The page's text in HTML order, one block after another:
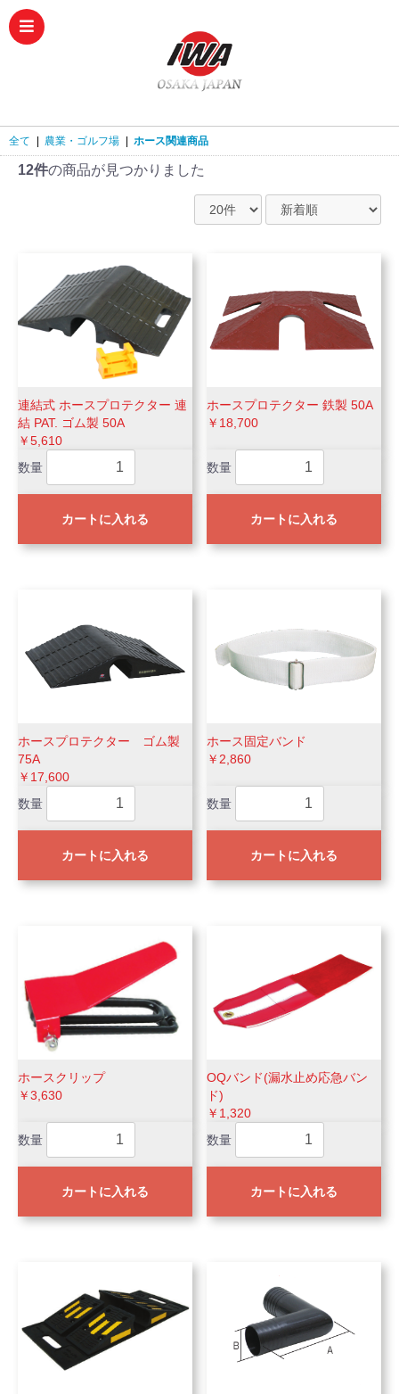
全て | 農業・ゴルフ場 | ホース関連商品
12件の商品が見つかりました
連結式 ホースプロテクター 連
結 PAT. ゴム製 50A
￥5,610
数量
カートに入れる
ホースプロテクター 鉄製 50A
￥18,700
数量
カートに入れる
ホースプロテクター ゴム製
75A
￥17,600
数量
カートに入れる
ホース固定バンド
￥2,860
数量
カートに入れる
ホースクリップ
￥3,630
数量
カートに入れる
OQバンド(漏水止め応急バン
ド)
￥1,320
数量
カートに入れる